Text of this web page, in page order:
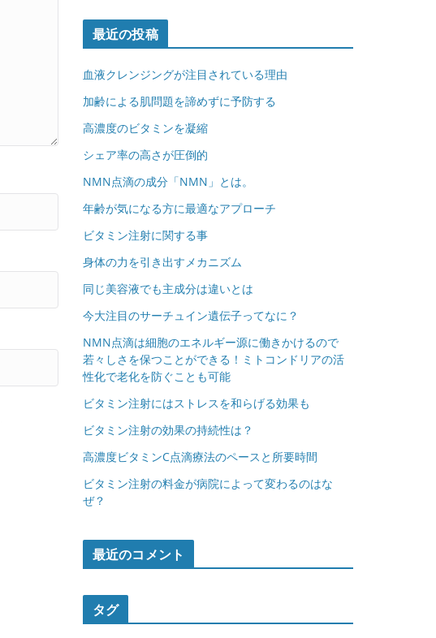
最近の投稿
血液クレンジングが注目されている理由
加齢による肌問題を諦めずに予防する
高濃度のビタミンを凝縮
シェア率の高さが圧倒的
NMN点滴の成分「NMN」とは。
年齢が気になる方に最適なアプローチ
ビタミン注射に関する事
身体の力を引き出すメカニズム
同じ美容液でも主成分は違いとは
今大注目のサーチュイン遺伝子ってなに？
NMN点滴は細胞のエネルギー源に働きかけるので
若々しさを保つことができる！ミトコンドリアの活
性化で老化を防ぐことも可能
ビタミン注射にはストレスを和らげる効果も
ビタミン注射の効果の持続性は？
高濃度ビタミンC点滴療法のペースと所要時間
ビタミン注射の料金が病院によって変わるのはな
ぜ？
最近のコメント
タグ